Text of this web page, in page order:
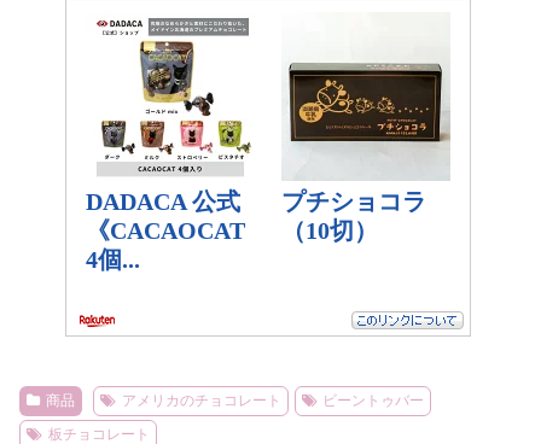
商品 アメリカのチョコレート
ビーントゥバー
板チョコレート